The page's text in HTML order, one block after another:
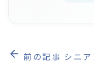
arrow_back 前の記事 シニ